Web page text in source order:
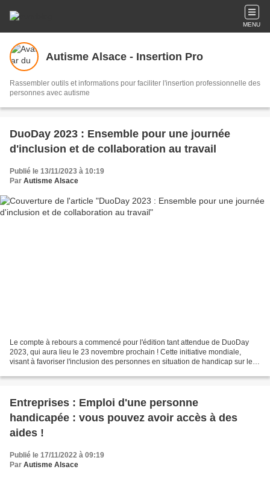
MENU
Autisme Alsace - Insertion Pro
Rassembler outils et informations pour faciliter l'insertion professionnelle des
personnes avec autisme
DuoDay 2023 : Ensemble pour une journée
d'inclusion et de collaboration au travail
Publié le 13/11/2023 à 10:19
Par Autisme Alsace
Le compte à rebours a commencé pour l'édition tant attendue de DuoDay
2023, qui aura lieu le 23 novembre prochain ! Cette initiative mondiale,
visant à favoriser l'inclusion des personnes en situation de handicap sur le
Entreprises : Emploi d'une personne
handicapée : vous pouvez avoir accès à des
aides !
Publié le 17/11/2022 à 09:19
Par Autisme Alsace